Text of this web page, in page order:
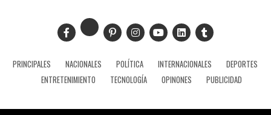
PRINCIPALES NACIONALES POLÍTICA INTERNACIONALES
DEPORTES
ENTRETENIMIENTO
TECNOLOGÍA OPINONES PUBLICIDAD